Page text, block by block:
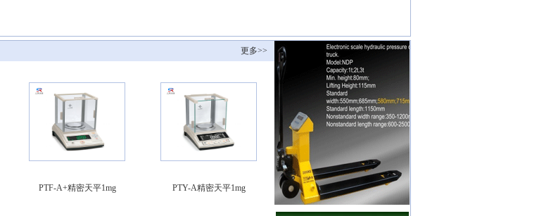
更多>>
PTF-A+精密天平1mg PTY-A精密天平1mg